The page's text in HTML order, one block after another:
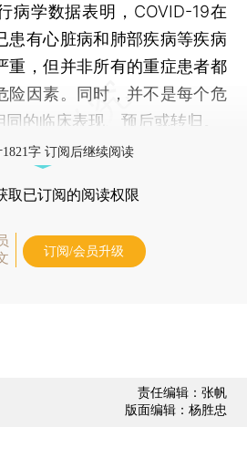
学数据表明，COVID-19在
患有心脏病和肺部疾病等疾病
重，但并非所有的重症患者都
险因素。同时，并不是每个危
的临床表现、预后或转归。
字 订阅后继续阅读
取已订阅的阅读权限
订阅/会员升级
责任编辑：张帆
版面编辑：杨胜忠